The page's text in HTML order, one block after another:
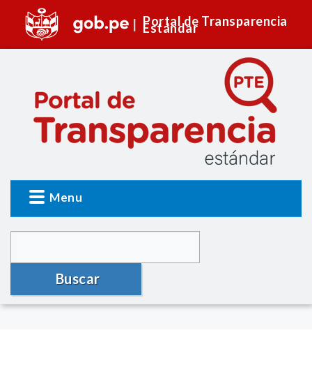
Portal de Transparencia
Estándar
Menu
Buscar